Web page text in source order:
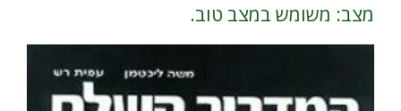
מצב: משומש במצב טוב.